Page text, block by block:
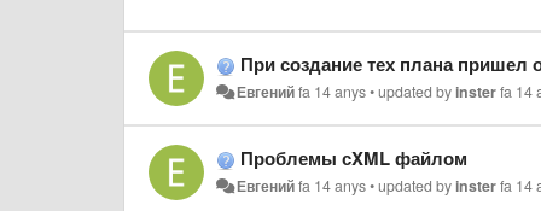
При создание тех плана пришел отказ с формулировкой электронный вид
Евгенийfa 14 anys•updated byinsterfa 14
Проблемы сXML файлом
Евгенийfa 14 anys•updated byinsterfa 14